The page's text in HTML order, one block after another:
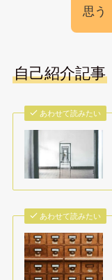
思う
自己紹介記事
あわせて読みたい
あわせて読みたい